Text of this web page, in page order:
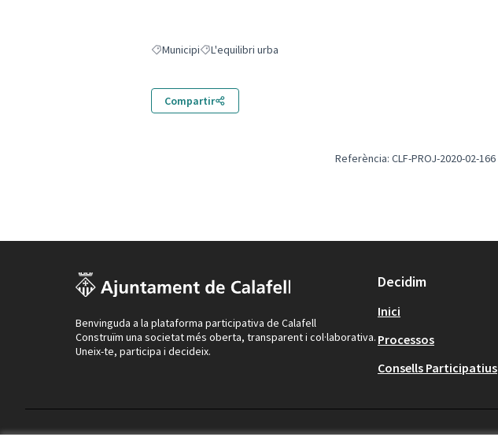
Resultats en filtrar per: Municipi
MunicipiResultats en filtrar per: L'equilibri urba
L'equilibri urba
Compartir
Referència: CLF-PROJ-2020-02-166
Benvinguda a la plataforma participativa de Calafell
Construïm una societat més oberta, transparent i col·laborativa.
Uneix-te, participa i decideix.
Decidim
Inici
Processos
Consells Participatius